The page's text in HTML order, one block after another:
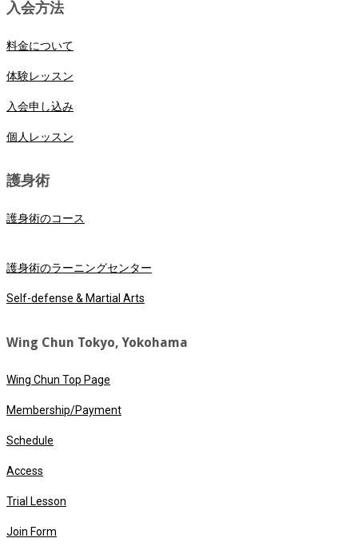
入会方法
料金について
体験レッスン
入会申し込み
個人レッスン
護身術
護身術のコース
護身術のラーニングセンター
Self-defense & Martial Arts
Wing Chun Tokyo, Yokohama
Wing Chun Top Page
Membership/Payment
Schedule
Access
Trial Lesson
Join Form